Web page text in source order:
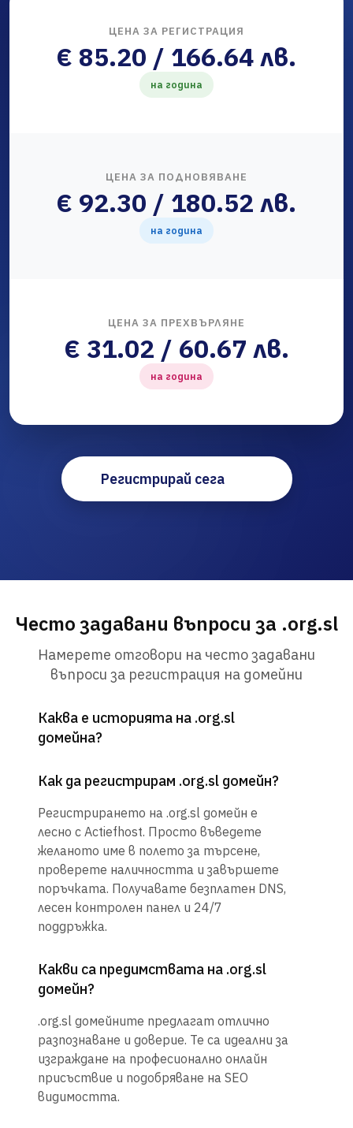
ЦЕНА ЗА РЕГИСТРАЦИЯ
€ 85.20 / 166.64 лв.
на година
ЦЕНА ЗА ПОДНОВЯВАНЕ
€ 92.30 / 180.52 лв.
на година
ЦЕНА ЗА ПРЕХВЪРЛЯНЕ
€ 31.02 / 60.67 лв.
на година
Регистрирай сега
Често задавани въпроси за .org.sl
Намерете отговори на често задавани
въпроси за регистрация на домейни
Каква е историята на .org.sl
домейна?
Как да регистрирам .org.sl домейн?
Регистрирането на .org.sl домейн е
лесно с Actiefhost. Просто въведете
желаното име в полето за търсене,
проверете наличността и завършете
поръчката. Получавате безплатен DNS,
лесен контролен панел и 24/7
поддръжка.
Какви са предимствата на .org.sl
домейн?
.org.sl домейните предлагат отлично
разпознаване и доверие. Те са идеални за
изграждане на професионално онлайн
присъствие и подобряване на SEO
видимостта.